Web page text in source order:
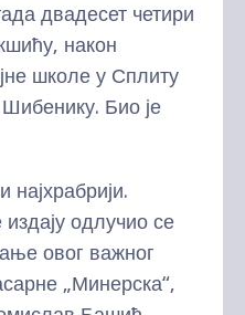
двадесет четири
након
школе у Сплиту
Био је
најхрабрији.
одлучио се
овог важног
„Минерска“,